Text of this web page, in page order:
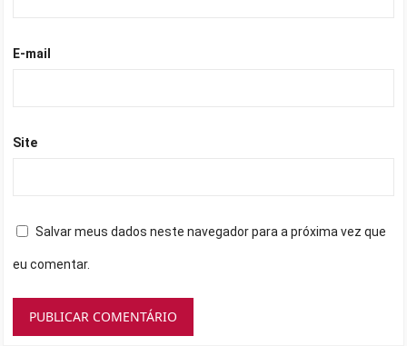
E-mail
Site
Salvar meus dados neste navegador para a próxima vez que
eu comentar.